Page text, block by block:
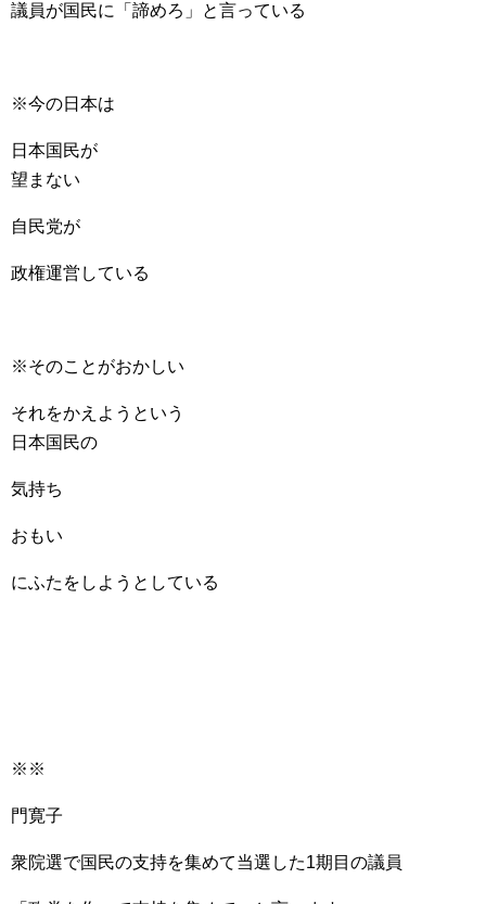
議員が国民に「諦めろ」と言っている
※今の日本は
日本国民が
望まない
自民党が
政権運営している
※そのことがおかしい
それをかえようという
日本国民の
気持ち
おもい
にふたをしようとしている
※※
門寛子
衆院選で国民の支持を集めて当選した1期目の議員